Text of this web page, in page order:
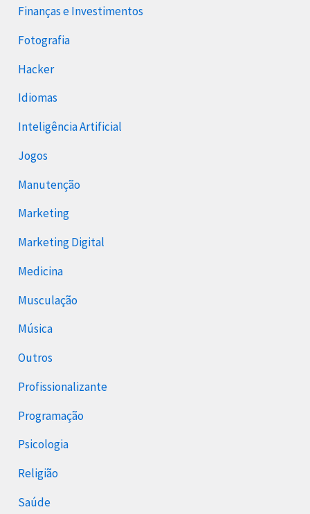
Finanças e Investimentos
Fotografia
Hacker
Idiomas
Inteligência Artificial
Jogos
Manutenção
Marketing
Marketing Digital
Medicina
Musculação
Música
Outros
Profissionalizante
Programação
Psicologia
Religião
Saúde